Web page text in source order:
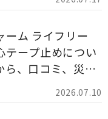
2026.07.10
ーム ライフリー
テープ止めについ
ら、口コミ、災害
の活用法まで分か
説します。